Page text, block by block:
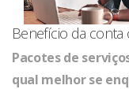
Benefício da
Pacotes de
qual melhor se